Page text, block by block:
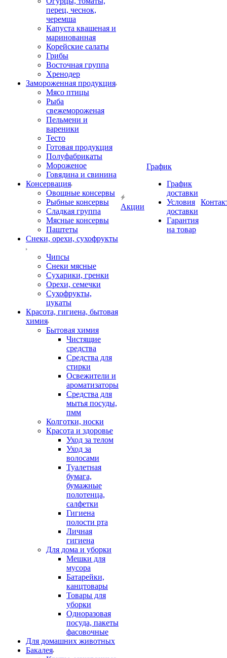
перец, чеснок,
черемша
Капуста квашеная и
маринованная
Корейские салаты
Грибы
Восточная группа
Хренодер
Замороженная продукция
Мясо птицы
Рыба
свежемороженая
Пельмени и
вареники
Тесто
Готовая продукция
Полуфабрикаты
Мороженое
Говядина и свинина
Консервация
Овощные консервы
Рыбные консервы
Сладкая группа
Мясные консервы
Паштеты
Снеки, орехи, сухофрукты
Чипсы
Снеки мясные
Сухарики, гренки
Орехи, семечки
Сухофрукты,
цукаты
Красота, гигиена, бытовая
химия
Бытовая химия
Чистящие
средства
Средства для
стирки
Освежители и
ароматизаторы
Средства для
мытья посуды,
пмм
Колготки, носки
Красота и здоровье
Уход за телом
Уход за
волосами
Туалетная
бумага,
бумажные
полотенца,
салфетки
Гигиена
полости рта
Личная
гигиена
Для дома и уборки
Мешки для
мусора
Батарейки,
канцтовары
Товары для
уборки
Одноразовая
посуда, пакеты
фасовочные
Для домашних животных
Бакалея
Акции
График
График
доставки
Условия
доставки
Гарантия
на товар